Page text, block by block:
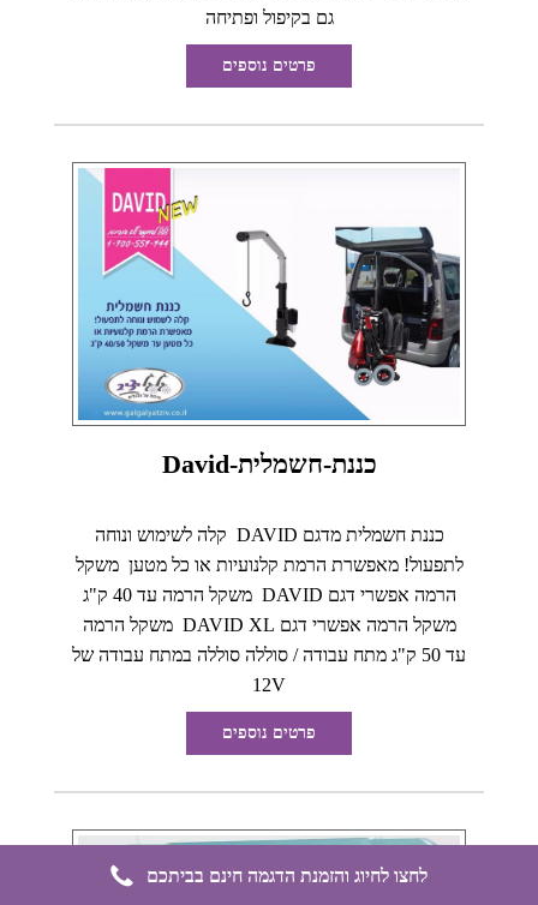
גם בקיפול ופתיחה
פרטים נוספים
כננת-חשמלית-David
כננת חשמלית מדגם DAVID קלה לשימוש ונוחה
לתפעול! מאפשרת הרמת קלנועיות או כל מטען משקל
הרמה אפשרי דגם DAVID משקל הרמה עד 40 ק"ג
משקל הרמה אפשרי דגם DAVID XL משקל הרמה
עד 50 ק"ג מתח עבודה / סוללה סוללה במתח עבודה של
12V
פרטים נוספים
לחצו לחיוג והזמנת הדגמה חינם בביתכם